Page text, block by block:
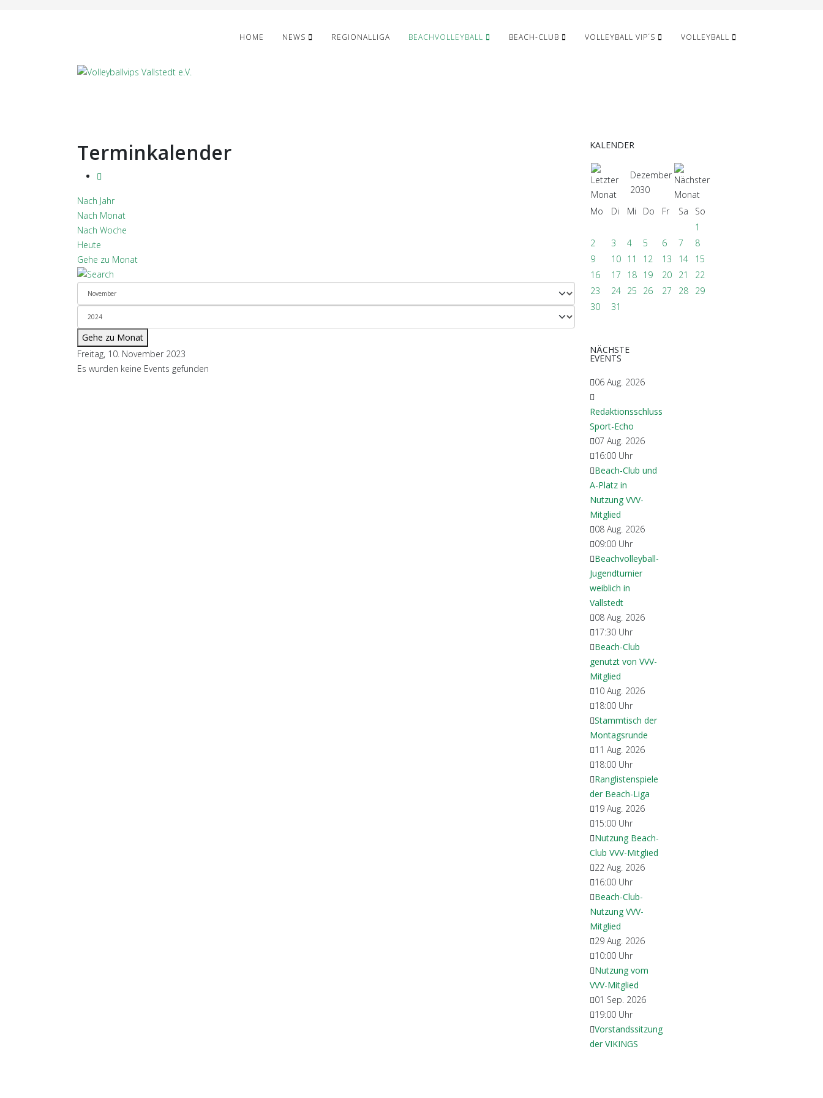
HOME NEWS REGIONALLIGA BEACHVOLLEYBALL BEACH-CLUB VOLLEYBALL VIP´S VOLLEYBALL
Terminkalender
Nach Jahr
Nach Monat
Nach Woche
Heute
Gehe zu Monat
Gehe zu Monat
Freitag, 10. November 2023
Es wurden keine Events gefunden
KALENDER
Dezember
2030
Mo
Di Mi Do Fr Sa
So
1
2
3 4 5 6 7
8
9
10 11 12 13 14
15
16
17 18 19 20 21
22
23
24 25 26 27 28
29
30
31
NÄCHSTE
EVENTS
06 Aug. 2026
Redaktionsschluss
Sport-Echo
07 Aug. 2026
16:00 Uhr
Beach-Club und
A-Platz in
Nutzung VVV-
Mitglied
08 Aug. 2026
09:00 Uhr
Beachvolleyball-
Jugendturnier
weiblich in
Vallstedt
08 Aug. 2026
17:30 Uhr
Beach-Club
genutzt von VVV-
Mitglied
10 Aug. 2026
18:00 Uhr
Stammtisch der
Montagsrunde
11 Aug. 2026
18:00 Uhr
Ranglistenspiele
der Beach-Liga
19 Aug. 2026
15:00 Uhr
Nutzung Beach-
Club VVV-Mitglied
22 Aug. 2026
16:00 Uhr
Beach-Club-
Nutzung VVV-
Mitglied
29 Aug. 2026
10:00 Uhr
Nutzung vom
VVV-Mitglied
01 Sep. 2026
19:00 Uhr
Vorstandssitzung
der VIKINGS